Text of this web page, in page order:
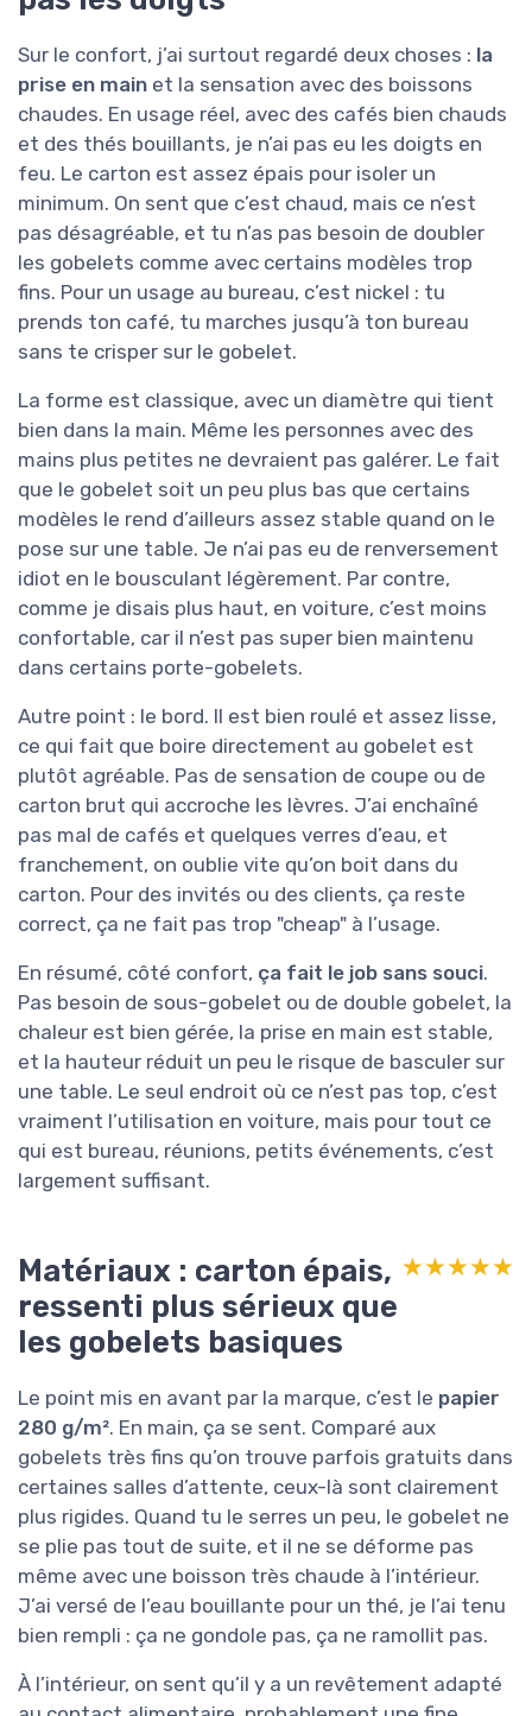
Sur le confort, j’ai surtout regardé deux choses : la
prise en main et la sensation avec des boissons
chaudes. En usage réel, avec des cafés bien chauds
et des thés bouillants, je n’ai pas eu les doigts en
feu. Le carton est assez épais pour isoler un
minimum. On sent que c’est chaud, mais ce n’est
pas désagréable, et tu n’as pas besoin de doubler
les gobelets comme avec certains modèles trop
fins. Pour un usage au bureau, c’est nickel : tu
prends ton café, tu marches jusqu’à ton bureau
sans te crisper sur le gobelet.
La forme est classique, avec un diamètre qui tient
bien dans la main. Même les personnes avec des
mains plus petites ne devraient pas galérer. Le fait
que le gobelet soit un peu plus bas que certains
modèles le rend d’ailleurs assez stable quand on le
pose sur une table. Je n’ai pas eu de renversement
idiot en le bousculant légèrement. Par contre,
comme je disais plus haut, en voiture, c’est moins
confortable, car il n’est pas super bien maintenu
dans certains porte-gobelets.
Autre point : le bord. Il est bien roulé et assez lisse,
ce qui fait que boire directement au gobelet est
plutôt agréable. Pas de sensation de coupe ou de
carton brut qui accroche les lèvres. J’ai enchaîné
pas mal de cafés et quelques verres d’eau, et
franchement, on oublie vite qu’on boit dans du
carton. Pour des invités ou des clients, ça reste
correct, ça ne fait pas trop "cheap" à l’usage.
En résumé, côté confort, ça fait le job sans souci.
Pas besoin de sous-gobelet ou de double gobelet, la
chaleur est bien gérée, la prise en main est stable,
et la hauteur réduit un peu le risque de basculer sur
une table. Le seul endroit où ce n’est pas top, c’est
vraiment l’utilisation en voiture, mais pour tout ce
qui est bureau, réunions, petits événements, c’est
largement suffisant.
Matériaux : carton épais,
ressenti plus sérieux que
les gobelets basiques
★★★★★
★★★★★
Le point mis en avant par la marque, c’est le papier
280 g/m². En main, ça se sent. Comparé aux
gobelets très fins qu’on trouve parfois gratuits dans
certaines salles d’attente, ceux-là sont clairement
plus rigides. Quand tu le serres un peu, le gobelet ne
se plie pas tout de suite, et il ne se déforme pas
même avec une boisson très chaude à l’intérieur.
J’ai versé de l’eau bouillante pour un thé, je l’ai tenu
bien rempli : ça ne gondole pas, ça ne ramollit pas.
À l’intérieur, on sent qu’il y a un revêtement adapté